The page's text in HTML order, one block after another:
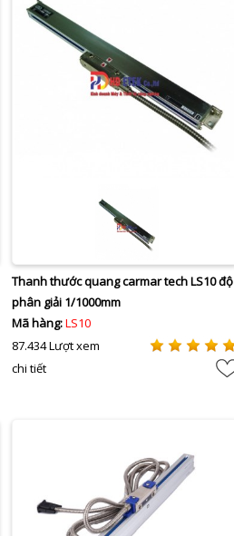
Thanh thước quang carmar tech LS10 độ
phân giải 1/1000mm
Mã hàng:LS10
87.434 Lượt xem
chi tiết